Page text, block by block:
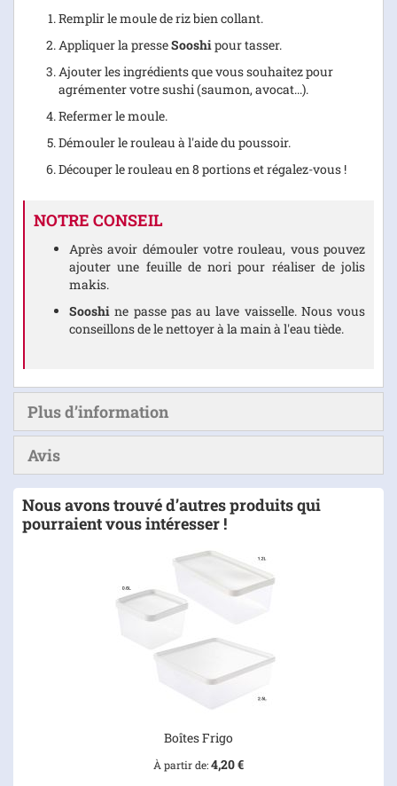
Remplir le moule de riz bien collant.
Appliquer la presseSooshipour tasser.
Ajouter les ingrédients que vous souhaitez pour
agrémenter votre sushi (saumon, avocat...).
Refermer le moule.
Démouler le rouleau à l'aide du poussoir.
Découper le rouleau en 8 portions et régalez-vous !
NOTRE CONSEIL
Après avoir démouler votre rouleau, vous pouvez
ajouter une feuille de nori pour réaliser de jolis
makis.
Sooshine passe pas au lave vaisselle. Nous vous
conseillons de le nettoyer à la main à l'eau tiède.
Plus d’information
Avis
Nous avons trouvé d’autres produits qui
pourraient vous intéresser !
Boîtes Frigo
À partir de 4,20 €